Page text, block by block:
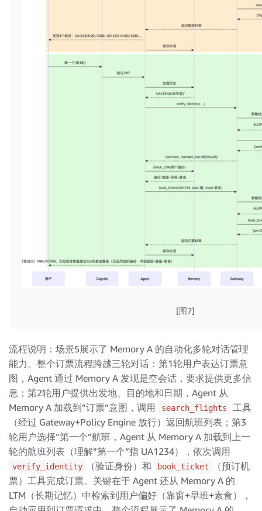
[图7]
流程说明：场景5展示了 Memory A 的自动化多轮对话管理
能力。整个订票流程跨越三轮对话：第1轮用户表达订票意
图，Agent 通过 Memory A 发现是空会话，要求提供更多信
息；第2轮用户提供出发地、目的地和日期，Agent 从
Memory A 加载到”订票”意图，调用
search_flights
工具
（经过 Gateway+Policy Engine 放行）返回航班列表；第3
轮用户选择”第一个”航班，Agent 从 Memory A 加载到上一
轮的航班列表（理解”第一个”指 UA1234），依次调用
verify_identity （验证身份）和 book_ticket
（预订机
票）工具完成订票。关键在于 Agent 还从 Memory A 的
LTM（长期记忆）中检索到用户偏好（靠窗+早班+素食），